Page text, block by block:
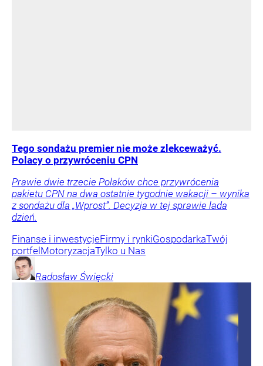
Tego sondażu premier nie może zlekceważyć.
Polacy o przywróceniu CPN
Prawie dwie trzecie Polaków chce przywrócenia
pakietu CPN na dwa ostatnie tygodnie wakacji – wynika
z sondażu dla „Wprost”. Decyzja w tej sprawie lada
dzień.
Finanse i inwestycjeFirmy i rynkiGospodarkaTwój
portfel MotoryzacjaTylko u Nas
Radosław Święcki